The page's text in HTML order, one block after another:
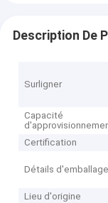
Description De
Surligner
Capacité
Certification
Détails d'emballage
Lieu d'origine